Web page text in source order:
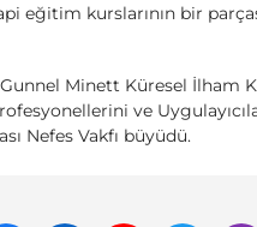
eğitim kurslarının bir
Minett Küresel İlham
ve
Nefes Vakfı büyüdü.